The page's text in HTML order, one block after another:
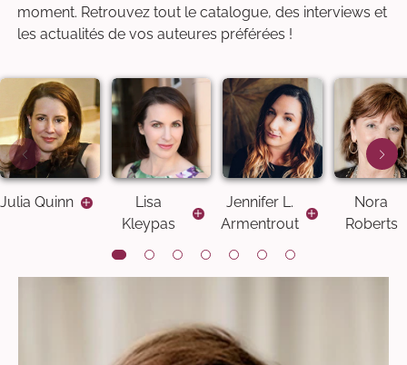
moment. Retrouvez tout le catalogue, des interviews et
les actualités de vos auteures préférées !
Julia Quinn
Lisa
Kleypas
Jennifer L.
Armentrout
Nora
Roberts